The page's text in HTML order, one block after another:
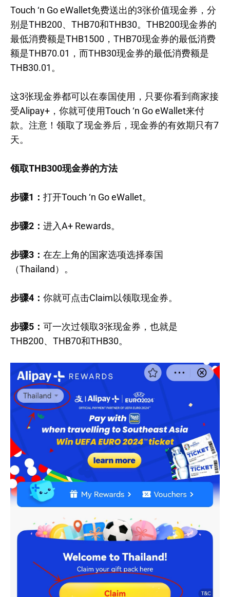
Touch ‘n Go eWallet免费送出的3张价值现金券，分
别是THB200、THB70和THB30。THB200现金券的
最低消费额是THB1500，THB70现金券的最低消费
额是THB70.01，而THB30现金券的最低消费额是
THB30.01。
这3张现金券都可以在泰国使用，只要你看到商家接
受Alipay+，你就可使用Touch ‘n Go eWallet来付
款。注意！领取了现金券后，现金券的有效期只有7
天。
领取THB300现金券的方法
步骤1： 打开Touch ‘n Go eWallet。
步骤2： 进入A+ Rewards。
步骤3： 在左上角的国家选项选择泰国
（Thailand）。
步骤4： 你就可点击Claim以领取现金券。
步骤5： 可一次过领取3张现金券，也就是
THB200、THB70和THB30。